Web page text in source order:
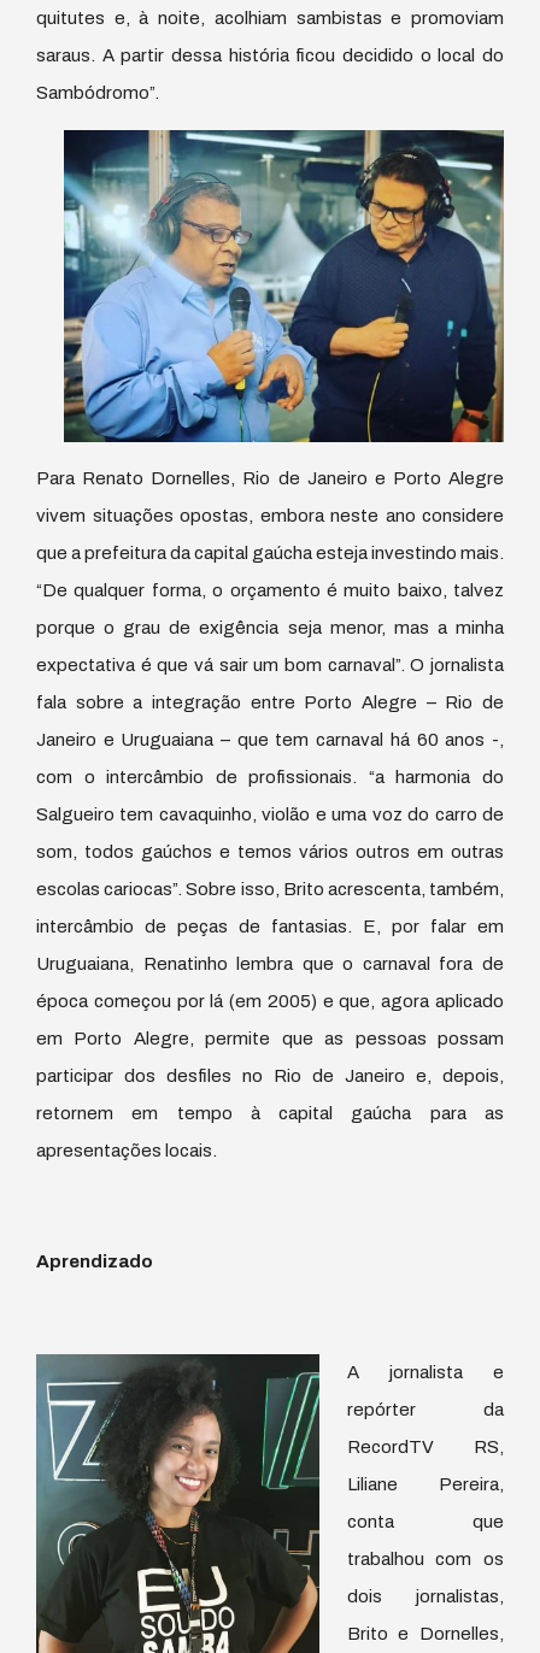
quitutes e, à noite, acolhiam sambistas e promoviam
saraus. A partir dessa história ficou decidido o local do
Sambódromo”.
Para Renato Dornelles, Rio de Janeiro e Porto Alegre
vivem situações opostas, embora neste ano considere
que a prefeitura da capital gaúcha esteja investindo mais.
“De qualquer forma, o orçamento é muito baixo, talvez
porque o grau de exigência seja menor, mas a minha
expectativa é que vá sair um bom carnaval”. O jornalista
fala sobre a integração entre Porto Alegre – Rio de
Janeiro e Uruguaiana – que tem carnaval há 60 anos -,
com o intercâmbio de profissionais. “a harmonia do
Salgueiro tem cavaquinho, violão e uma voz do carro de
som, todos gaúchos e temos vários outros em outras
escolas cariocas”. Sobre isso, Brito acrescenta, também,
intercâmbio de peças de fantasias. E, por falar em
Uruguaiana, Renatinho lembra que o carnaval fora de
época começou por lá (em 2005) e que, agora aplicado
em Porto Alegre, permite que as pessoas possam
participar dos desfiles no Rio de Janeiro e, depois,
retornem em tempo à capital gaúcha para as
apresentações locais.
Aprendizado
A jornalista e
repórter da
RecordTV RS,
Liliane Pereira,
conta que
trabalhou com os
dois jornalistas,
Brito e Dornelles,